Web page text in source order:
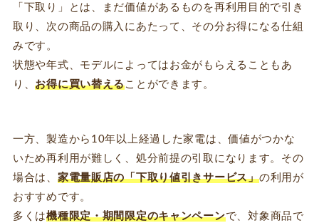
「下取り」とは、まだ価値があるものを再利用目的で引き
取り、次の商品の購入にあたって、その分お得になる仕組
みです。
状態や年式、モデルによってはお金がもらえることもあ
り、お得に買い替えることができます。
一方、製造から10年以上経過した家電は、価値がつかな
いため再利用が難しく、処分前提の引取になります。その
場合は、 家電量販店の「下取り値引きサービス」の利用が
おすすめです。
多くは機種限定・期間限定のキャンペーンで、対象商品で